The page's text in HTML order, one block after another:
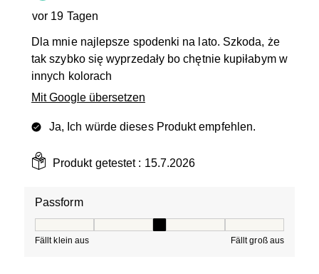
vor 19 Tagen
Dla mnie najlepsze spodenki na lato. Szkoda, że
tak szybko się wyprzedały bo chętnie kupiłabym w
innych kolorach
Mit Google übersetzen
Ja, Ich würde dieses Produkt empfehlen.
Produkt getestet : 15.7.2026
Passform
Fällt klein aus Fällt groß aus